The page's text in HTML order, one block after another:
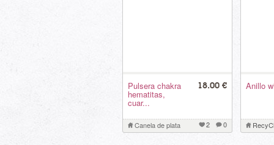
Pulsera chakra
hematitas,
cuar...
18.00 €
Canela de plata 2 0
Anillo